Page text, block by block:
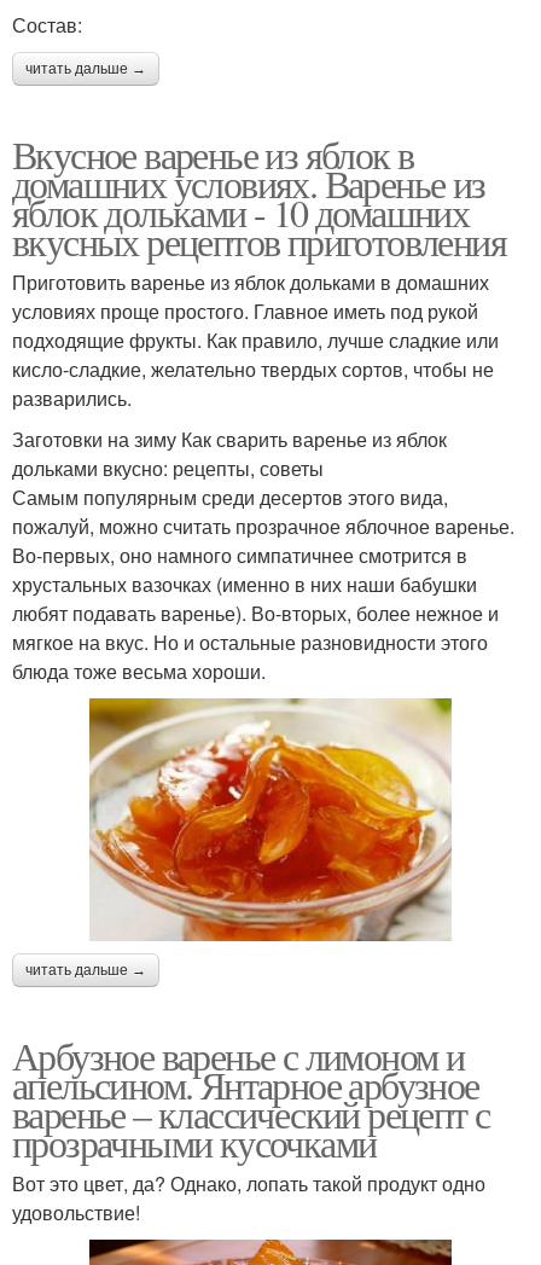
Состав:
читать дальше →
Вкусное варенье из яблок в
домашних условиях. Варенье из
яблок дольками - 10 домашних
вкусных рецептов приготовления
Приготовить варенье из яблок дольками в домашних
условиях проще простого. Главное иметь под рукой
подходящие фрукты. Как правило, лучше сладкие или
кисло-сладкие, желательно твердых сортов, чтобы не
разварились.
Заготовки на зиму Как сварить варенье из яблок
дольками вкусно: рецепты, советы
Самым популярным среди десертов этого вида,
пожалуй, можно считать прозрачное яблочное варенье.
Во-первых, оно намного симпатичнее смотрится в
хрустальных вазочках (именно в них наши бабушки
любят подавать варенье). Во-вторых, более нежное и
мягкое на вкус. Но и остальные разновидности этого
блюда тоже весьма хороши.
читать дальше →
Арбузное варенье с лимоном и
апельсином. Янтарное арбузное
варенье – классический рецепт с
прозрачными кусочками
Вот это цвет, да? Однако, лопать такой продукт одно
удовольствие!